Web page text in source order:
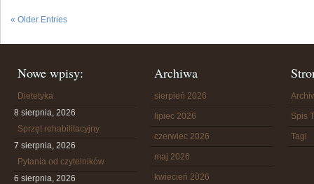
« Older Entries
Nowe wpisy:
Dietetyka
8 sierpnia, 2026
Sprzęt rehabilitacyjny
7 sierpnia, 2026
Pytania od czytelników
6 sierpnia, 2026
Archiwa
sierpień 2026
lipiec 2026
czerwiec 2026
maj 2026
kwiecień 2026
Spis
Tagi